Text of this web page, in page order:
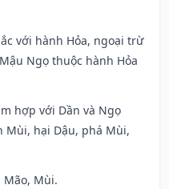
với hành Hỏa, ngoại trừ
Ngọ thuộc hành Hỏa
hợp với Dần và Ngọ
Mùi, hại Dậu, phá Mùi,
Mão, Mùi.